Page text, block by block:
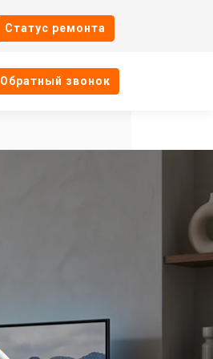
Cтатус ремонта
Oбратный звонок